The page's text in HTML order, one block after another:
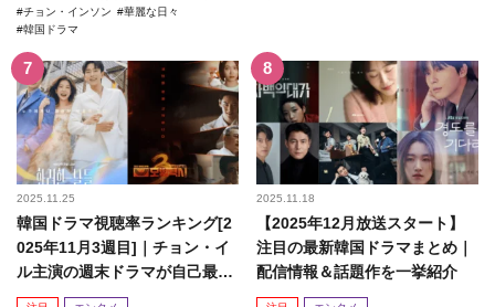
チョン・インソン
華麗な日々
韓国ドラマ
2025.11.25
韓国ドラマ視聴率ランキング[2
025年11月3週目]｜チョン・イ
ル主演の週末ドラマが自己最高
記録を更新！
2025.11.18
【2025年12月放送スタート】
注目の最新韓国ドラマまとめ｜
配信情報＆話題作を一挙紹介